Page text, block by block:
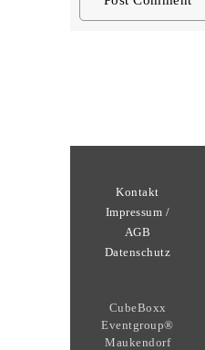
Kontakt
Impressum /
AGB
Datenschutz
CubeBoxx
Eventgroup®
Maukendorf